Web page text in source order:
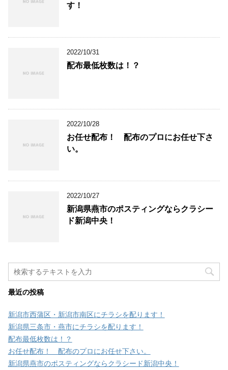
す！
2022/10/31
配布最低枚数は！？
2022/10/28
お任せ配布！ 配布のプロにお任せ下さ
い。
2022/10/27
新潟県燕市のポスティングならクラシー
ド新潟中央！
最近の投稿
新潟市西蒲区・新潟市南区にチラシを配ります！
新潟県三条市・燕市にチラシを配ります！
配布最低枚数は！？
お任せ配布！ 配布のプロにお任せ下さい。
新潟県燕市のポスティングならクラシード新潟中央！